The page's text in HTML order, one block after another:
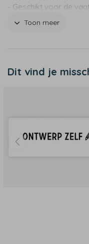
- Geschikt voor de
- Ook beschikbaar in
Toon meer
Dit vind je